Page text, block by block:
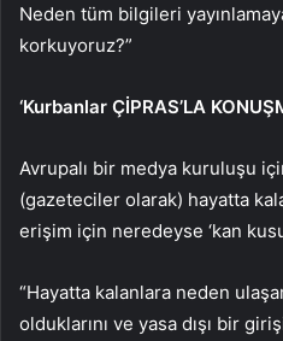
Neden tüm bilgileri
korkuyoruz?”
‘Kurbanlar ÇİPRAS’LA
Avrupalı ​​bir medya kuruluşu
(gazeteciler olarak) hayatta
erişim için neredeyse ‘kan
“Hayatta kalanlara neden
olduklarını ve yasa dışı bir